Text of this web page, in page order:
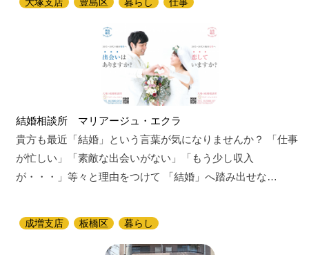
大塚支店 豊島区 暮らし 仕事
結婚相談所 マリアージュ・エクラ
貴方も最近「結婚」という言葉が気になりませんか？ 「仕事
が忙しい」「素敵な出会いがない」「もう少し収入
が・・・」等々と理由をつけて 「結婚」へ踏み出せな…
成増支店 板橋区 暮らし